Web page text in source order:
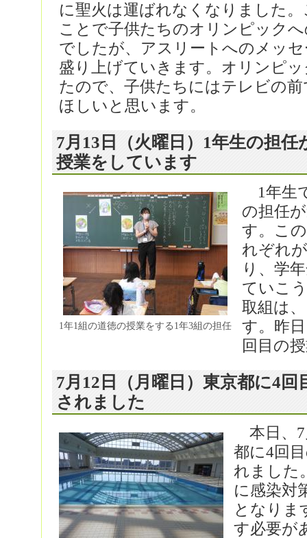
に聖火は運ばれなくなりました
ことで子供たちのオリンピック
でしたが、アスリートへのメッ
盛り上げていきます。オリンピ
たので、子供たちにはテレビの
ほしいと思います。
7月13日（火曜日）1年生の担
授業をしています
1年1組の道徳の授業をする1年3組の担任
1年生
の担任
す。こ
れぞれ
り、学
ていこ
取組は
す。昨
回目の
7月12日（月曜日）東京都に4
されました
本日、7
都に4回
れました
に感染対
となりま
す必要が